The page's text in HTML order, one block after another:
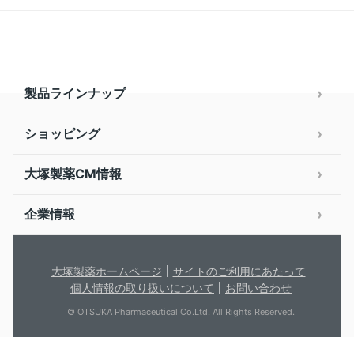
製品ラインナップ
ショッピング
大塚製薬CM情報
企業情報
大塚製薬ホームページ
サイトのご利用にあたって
個人情報の取り扱いについて
お問い合わせ
© OTSUKA Pharmaceutical Co.Ltd. All Rights Reserved.